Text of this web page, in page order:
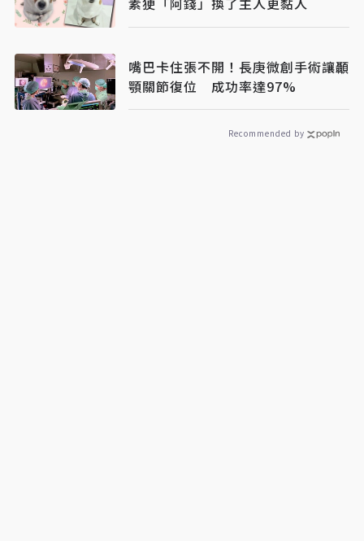
嘴巴卡住張不開！長庚微創手術讓顳
顎關節復位 成功率達97%
Recommended by